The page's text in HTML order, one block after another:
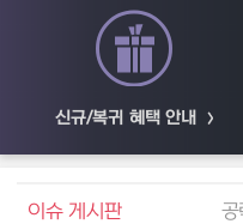
신규/복귀 혜택 안내
엘소드 커뮤니티
이슈 게시판 공